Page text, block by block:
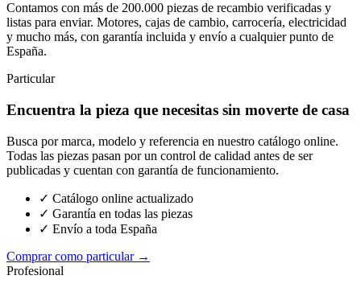
Contamos con más de 200.000 piezas de recambio verificadas y
listas para enviar. Motores, cajas de cambio, carrocería, electricidad
y mucho más, con garantía incluida y envío a cualquier punto de
España.
Particular
Encuentra la pieza que necesitas sin moverte de casa
Busca por marca, modelo y referencia en nuestro catálogo online.
Todas las piezas pasan por un control de calidad antes de ser
publicadas y cuentan con garantía de funcionamiento.
✓ Catálogo online actualizado
✓ Garantía en todas las piezas
✓ Envío a toda España
Comprar como particular →
Profesional